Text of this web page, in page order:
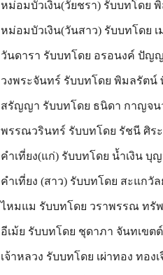
หม่อมบัวเงิน(วัยชรา) รับบทโดย
หม่อมบัวเงิน(วันสาว) รับบทโดย เ
วันดารา รับบทโดย อรอนงค์ ปัญ
วงพระจันทร์ รับบทโดย พิมลรัตน์
สรัญญา รับบทโดย ธนิดา กาญจ
พรรณวรินทร์ รับบทโดย รัชนี ศิระ
คำเที่ยง(แก่) รับบทโดย น้ำเงิน บุ
คำเที่ยง (สาว) รับบทโดย สะแกวั
ไหมแม รับบทโดย วราพรรณ ทรั
อีเม้ย รับบทโดย ชุดาภา จันทเขตต์
เจ้าหลวง รับบทโดย เผ่าทอง ทองเ